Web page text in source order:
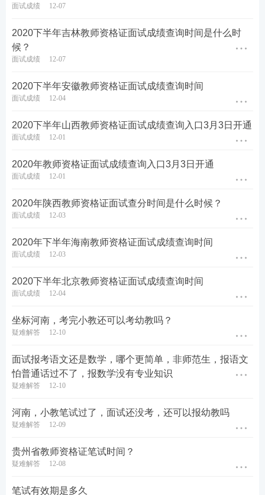
面试成绩 12-07
2020下半年吉林教师资格证面试成绩查询时间是什么时
候？
面试成绩 12-07
2020下半年安徽教师资格证面试成绩查询时间
面试成绩 12-04
2020下半年山西教师资格证面试成绩查询入口3月3日开通
面试成绩 12-01
2020年教师资格证面试成绩查询入口3月3日开通
面试成绩 12-01
2020年陕西教师资格证面试查分时间是什么时候？
面试成绩 12-03
2020年下半年海南教师资格证面试成绩查询时间
面试成绩 12-03
2020下半年北京教师资格证面试成绩查询时间
面试成绩 12-04
坐标河南，考完小教还可以考幼教吗？
疑难解答 12-10
面试报考语文还是数学，哪个更简单，非师范生，报语文
怕普通话过不了，报数学没有专业知识
疑难解答 12-10
河南，小教笔试过了，面试还没考，还可以报幼教吗
疑难解答 12-09
贵州省教师资格证笔试时间？
疑难解答 12-08
笔试有效期是多久